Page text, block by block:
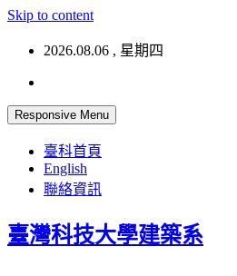
Skip to content
2026.08.06 , 星期四
Responsive Menu
臺科首頁
English
聯絡資訊
臺灣科技大學建築系